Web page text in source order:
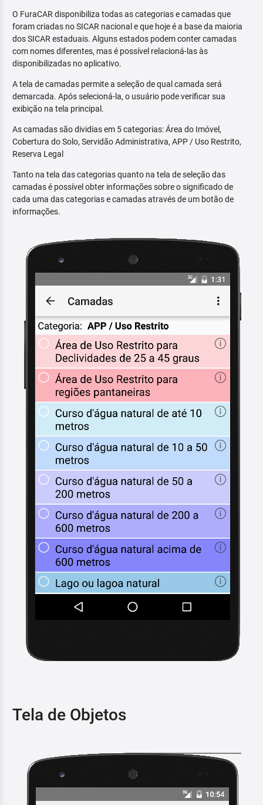
O FuraCAR disponibiliza todas as categorias e camadas que
foram criadas no SICAR nacional e que hoje é a base da maioria
dos SICAR estaduais. Alguns estados podem conter camadas
com nomes diferentes, mas é possível relacioná-las às
disponibilizadas no aplicativo.
A tela de camadas permite a seleção de qual camada será
demarcada. Após selecioná-la, o usuário pode verificar sua
exibição na tela principal.
As camadas são dividias em 5 categorias: Área do Imóvel,
Cobertura do Solo, Servidão Administrativa, APP / Uso Restrito,
Reserva Legal
Tanto na tela das categorias quanto na tela de seleção das
camadas é possível obter informações sobre o significado de
cada uma das categorias e camadas através de um botão de
informações.
Tela de Objetos